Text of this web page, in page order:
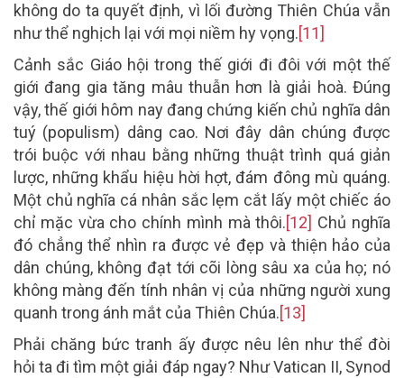
không do ta quyết định, vì lối đường Thiên Chúa vẫn
như thể nghịch lại với mọi niềm hy vọng.[11]
Cảnh sắc Giáo hội trong thế giới đi đôi với một thế
giới đang gia tăng mâu thuẫn hơn là giải hoà. Đúng
vậy, thế giới hôm nay đang chứng kiến chủ nghĩa dân
tuý (populism) dâng cao. Nơi đây dân chúng được
trói buộc với nhau bằng những thuật trình quá giản
lược, những khẩu hiệu hời hợt, đám đông mù quáng.
Một chủ nghĩa cá nhân sắc lẹm cắt lấy một chiếc áo
chỉ mặc vừa cho chính mình mà thôi.[12] Chủ nghĩa
đó chẳng thể nhìn ra được vẻ đẹp và thiện hảo của
dân chúng, không đạt tới cõi lòng sâu xa của họ; nó
không màng đến tính nhân vị của những người xung
quanh trong ánh mắt của Thiên Chúa.[13]
Phải chăng bức tranh ấy được nêu lên như thể đòi
hỏi ta đi tìm một giải đáp ngay? Như Vatican II, Synod